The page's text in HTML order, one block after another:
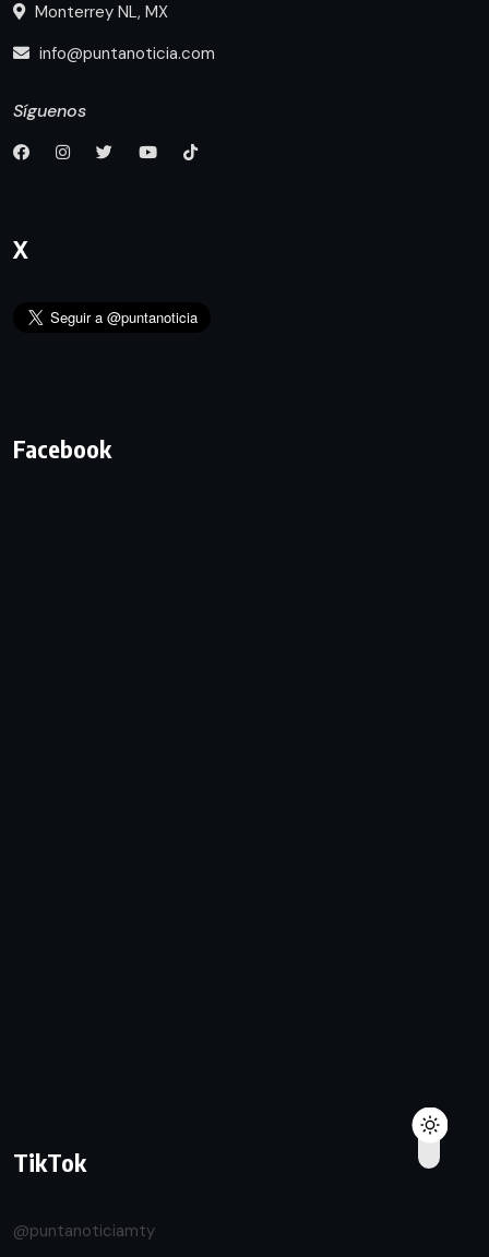
Monterrey NL, MX
info@puntanoticia.com
Síguenos
X
Facebook
TikTok
@puntanoticiamty